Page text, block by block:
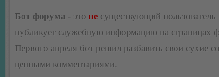
Бот форума - это не существующий пользователь
публикует служебную информацию на страницах
Первого апреля бот решил разбавить свои сухие
ценными комментариями.